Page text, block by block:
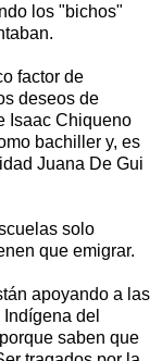
los "bichos"
factor de
deseos de
Isaac Chiqueno
bachiller y, es
Juana De Gui
solo
que emigrar.
apoyando a las
del
saben que